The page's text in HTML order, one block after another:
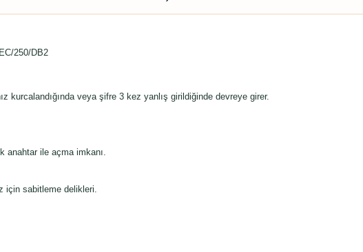
250/DB2
kurcalandığında veya şifre 3 kez yanlış girildiğinde devreye girer.
anahtar ile açma imkanı.
için sabitleme delikleri.